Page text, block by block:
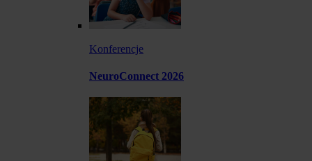
Konferencje
NeuroConnect 2026